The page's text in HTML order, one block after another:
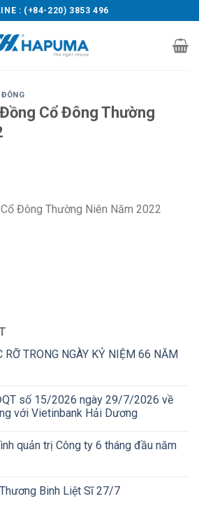
: (+84-220) 3853 496
ĐÔNG
Cổ Đông Thường
Đông Thường Niên Năm 2022
RỠ TRONG NGÀY KỶ NIỆM 66 NĂM
số 15/2026 ngày 29/7/2026 về
với Vietinbank Hải Dương
quản trị Công ty 6 tháng đầu năm
Binh Liệt Sĩ 27/7